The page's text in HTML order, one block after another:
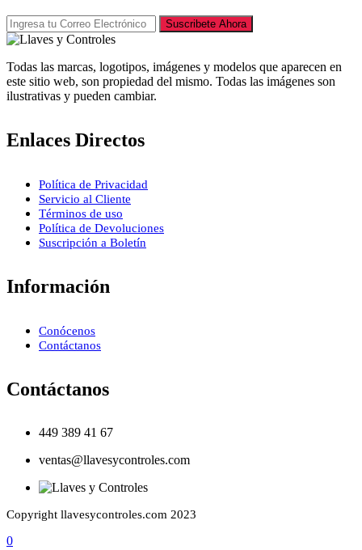
Suscribete Ahora
Todas las marcas, logotipos, imágenes y modelos que aparecen en
este sitio web, son propiedad del mismo. Todas las imágenes son
ilustrativas y pueden cambiar.
Enlaces Directos
Política de Privacidad
Servicio al Cliente
Términos de uso
Política de Devoluciones
Suscripción a Boletín
Información
Conócenos
Contáctanos
Contáctanos
449 389 41 67
ventas@llavesycontroles.com
Copyright llavesycontroles.com 2023
0